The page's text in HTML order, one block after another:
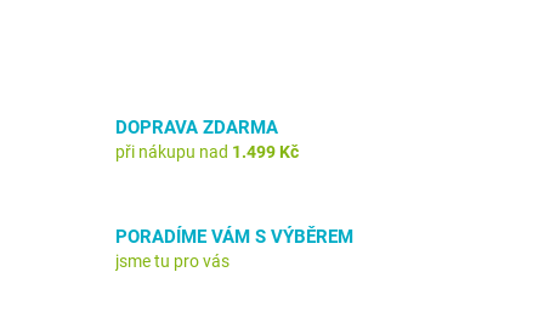
DOPRAVA ZDARMA
při nákupu nad 1.499 Kč
PORADÍME VÁM S VÝBĚREM
jsme tu pro vás